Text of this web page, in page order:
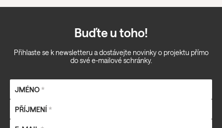
Buďte u toho!
Přihlaste se k newsletteru a dostávejte novinky o projektu přímo
do své e-mailové schránky.
JMÉNO*
PŘÍJMENÍ *